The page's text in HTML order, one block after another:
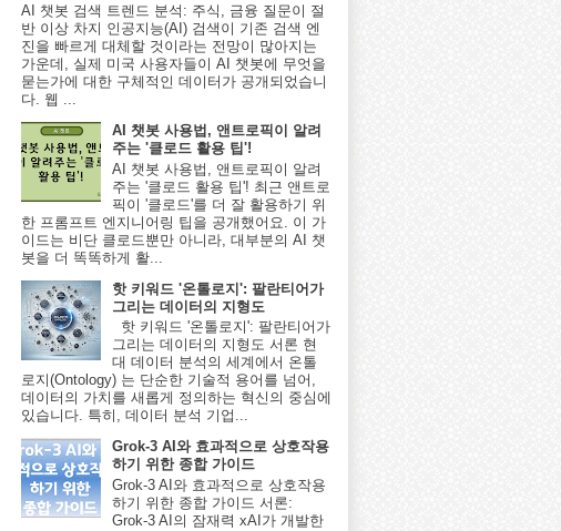
AI 챗봇 검색 트렌드 분석: 주식, 금융 질문이 절
반 이상 차지 인공지능(AI) 검색이 기존 검색 엔
진을 빠르게 대체할 것이라는 전망이 많아지는
가운데, 실제 미국 사용자들이 AI 챗봇에 무엇을
묻는가에 대한 구체적인 데이터가 공개되었습니
다. 웹 ...
AI 챗봇 사용법, 앤트로픽이 알려
주는 '클로드 활용 팁'!
AI 챗봇 사용법, 앤트로픽이 알려
주는 '클로드 활용 팁'! 최근 앤트로
픽이 '클로드'를 더 잘 활용하기 위
한 프롬프트 엔지니어링 팁을 공개했어요. 이 가
이드는 비단 클로드뿐만 아니라, 대부분의 AI 챗
봇을 더 똑똑하게 활...
핫 키워드 '온톨로지': 팔란티어가
그리는 데이터의 지형도
핫 키워드 '온톨로지': 팔란티어가
그리는 데이터의 지형도 서론 현
대 데이터 분석의 세계에서 온톨
로지(Ontology) 는 단순한 기술적 용어를 넘어,
데이터의 가치를 새롭게 정의하는 혁신의 중심에
있습니다. 특히, 데이터 분석 기업...
Grok-3 AI와 효과적으로 상호작용
하기 위한 종합 가이드
Grok-3 AI와 효과적으로 상호작용
하기 위한 종합 가이드 서론:
Grok-3 AI의 잠재력 xAI가 개발한